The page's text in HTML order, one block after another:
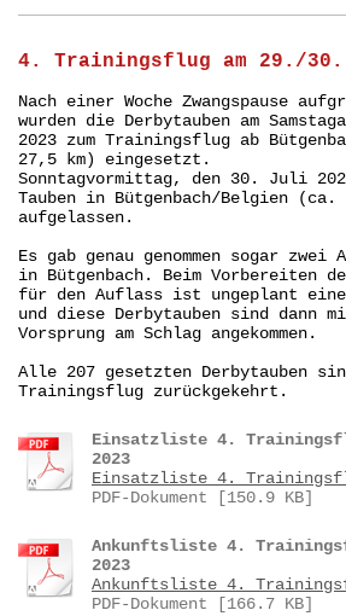
4. Trainingsflug am 29./
Nach einer Woche Zwangspause
wurden die Derbytauben am
2023 zum Trainingsflug ab
27,5 km) eingesetzt.
Sonntagvormittag, den 30. Juli
Tauben in Bütgenbach/Belgien (ca.
aufgelassen.
Es gab genau genommen sogar zwei
in Bütgenbach. Beim Vorbereiten
für den Auflass ist ungeplant eine
und diese Derbytauben sind dann
Vorsprung am Schlag angekommen.
Alle 207 gesetzten Derbytauben
Trainingsflug zurückgekehrt.
Einsatzliste 4.
2023
Einsatzliste 4.
PDF-Dokument [150.9 KB]
Ankunftsliste 4.
2023
Ankunftsliste 4.
PDF-Dokument [166.7 KB]